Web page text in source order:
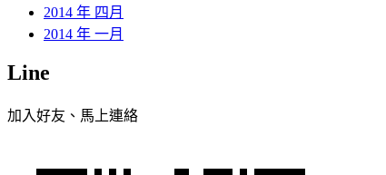
2014 年 四月
2014 年 一月
Line
加入好友、馬上連絡